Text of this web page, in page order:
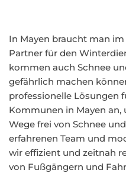
In Mayen braucht man
Partner für den
kommen auch Schnee
gefährlich machen
professionelle Lösungen
Kommunen in Mayen an,
Wege frei von Schnee
erfahrenen Team und
wir effizient und zeitnah
von Fußgängern und